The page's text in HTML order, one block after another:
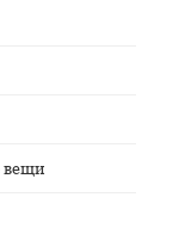
вещи